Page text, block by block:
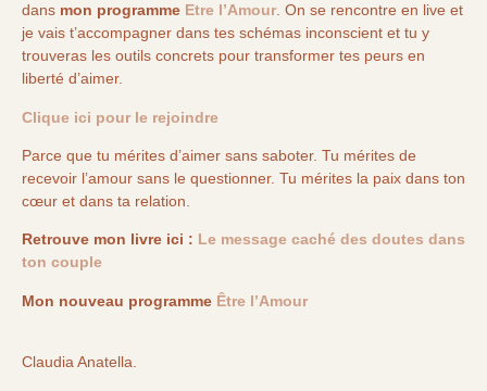
dans mon programme Etre l’Amour . On se rencontre en live et
je vais t’accompagner dans tes schémas inconscient et tu y
trouveras les outils concrets pour transformer tes peurs en
liberté d’aimer.
Clique ici pour le rejoindre
Parce que tu mérites d’aimer sans saboter. Tu mérites de
recevoir l’amour sans le questionner. Tu mérites la paix dans ton
cœur et dans ta relation.
Retrouve mon livre ici : Le message caché des doutes dans
ton couple
Mon nouveau programme Être l’Amour
Claudia Anatella.